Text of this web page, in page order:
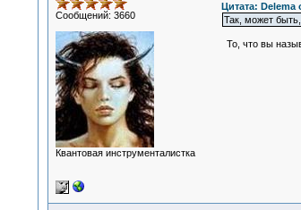
Сообщений: 3660
Квантовая инструменталистка
Цитата: Delema
Так, может
То, что вы